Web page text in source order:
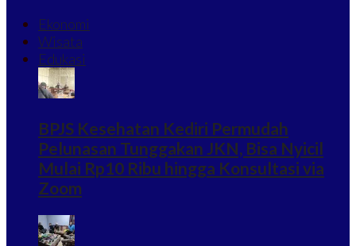
Ekonomi
Wisata
Edukasi
BPJS Kesehatan Kediri Permudah
Pelunasan Tunggakan JKN, Bisa Nyicil
Mulai Rp10 Ribu hingga Konsultasi via
Zoom